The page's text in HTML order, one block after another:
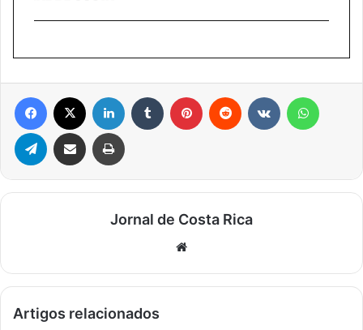
Facebook Linkedin Tumblr Pinterest Reddit
Telegram Compartilhar via e-mail Imprimir
Jornal de Costa Rica
Artigos relacionados